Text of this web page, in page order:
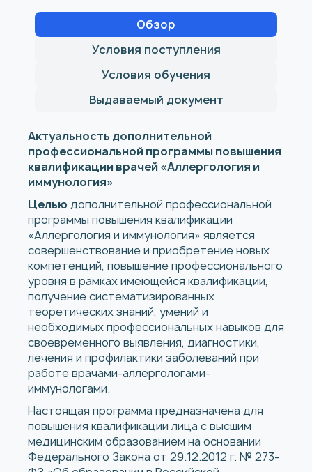
Обзор
Условия поступления
Условия обучения
Выдаваемый документ
Актуальность дополнительной
профессиональной программы повышения
квалификации врачей «Аллергология и
иммунология»
Целью дополнительной профессиональной
программы повышения квалификации
«Аллергология и иммунология» является
совершенствование и приобретение новых
компетенций, повышение профессионального
уровня в рамках имеющейся квалификации,
получение систематизированных
теоретических знаний, умений и
необходимых профессиональных навыков для
своевременного выявления, диагностики,
лечения и профилактики заболеваний при
работе врачами-аллергологами-
иммунологами.
Настоящая программа предназначена для
повышения квалификации лица с высшим
медицинским образованием на основании
Федерального Закона от 29.12.2012 г. № 273-